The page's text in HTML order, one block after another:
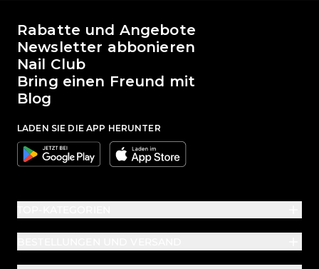
Die Welt von Passione Beauty
Rabatte und Angebote
Newsletter abbonieren
Nail Club
Bring einen Freund mit
Blog
LADEN SIE DIE APP HERUNTER
Google Apple